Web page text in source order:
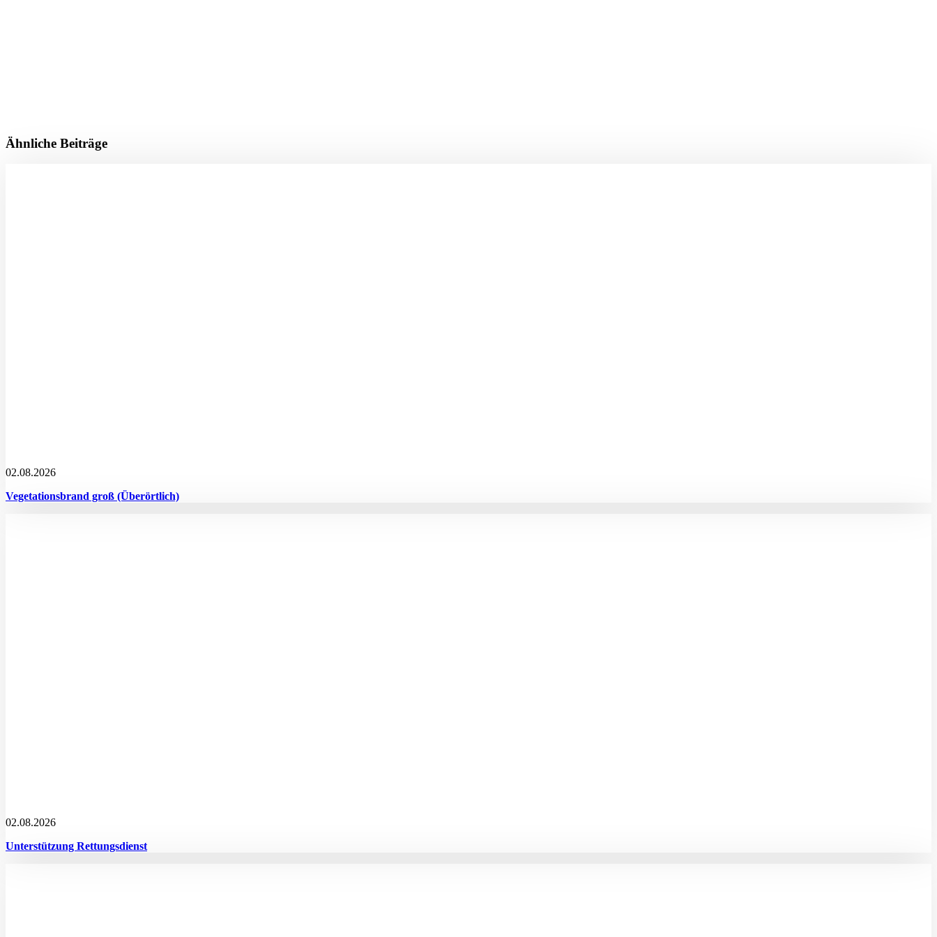
Ähnliche Beiträge
02.08.2026
Vegetationsbrand groß (Überörtlich)
02.08.2026
Unterstützung Rettungsdienst